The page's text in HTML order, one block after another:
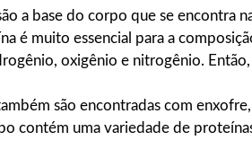
a base do corpo que se encontra
é muito essencial para a
oxigênio e nitrogênio.
são encontradas com
contém uma variedade de